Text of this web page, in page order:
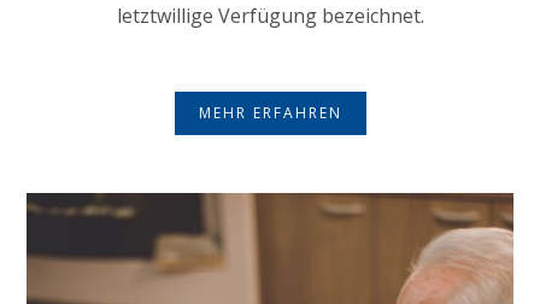
letztwillige Verfügung bezeichnet.
MEHR ERFAHREN